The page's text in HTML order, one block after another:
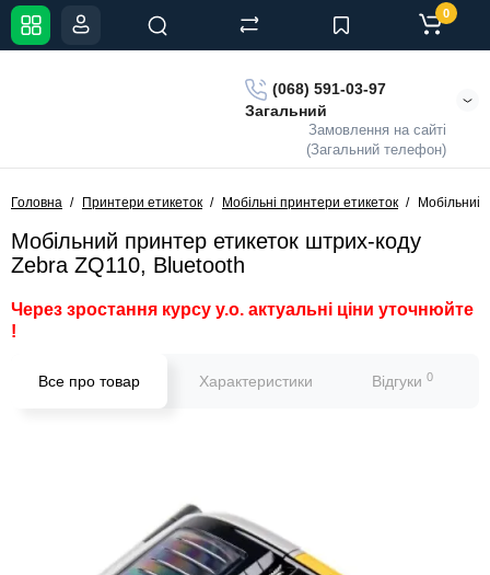
(068) 591-03-97
Загальний
Замовлення на сайті
(Загальний телефон)
0
Головна Принтери етикеток Мобільні принтери етикеток Мобільний
Мобільний принтер етикеток штрих-коду
Zebra ZQ110, Bluetooth
Через зростання курсу у.о. актуальні ціни уточнюйте
!
Все про товар Характеристики Відгуки 0